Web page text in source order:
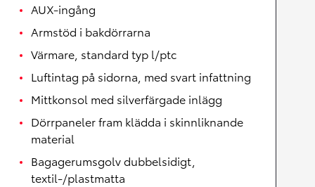
AUX-ingång
Armstöd i bakdörrarna
Värmare, standard typ l/ptc
Luftintag på sidorna, med svart infattning
Mittkonsol med silverfärgade inlägg
Dörrpaneler fram klädda i skinnliknande
material
Bagagerumsgolv dubbelsidigt,
textil-/plastmatta